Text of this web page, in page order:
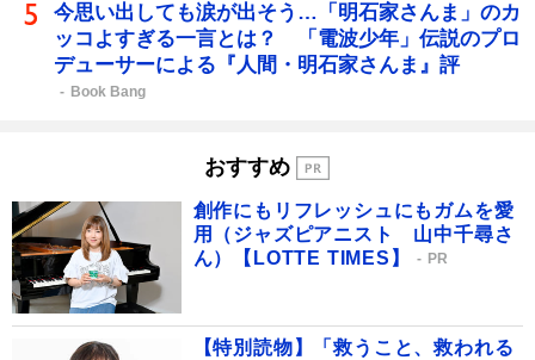
今思い出しても涙が出そう…「明石家さんま」のカ
ッコよすぎる一言とは？ 「電波少年」伝説のプロ
デューサーによる『人間・明石家さんま』評
Book Bang
おすすめ
創作にもリフレッシュにもガムを愛
用（ジャズピアニスト 山中千尋さ
ん）【LOTTE TIMES】
PR
【特別読物】「救うこと、救われる